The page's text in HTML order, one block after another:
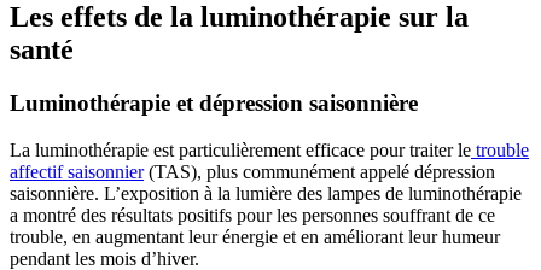
Les effets de la luminothérapie sur la
santé
Luminothérapie et dépression saisonnière
La luminothérapie est particulièrement efficace pour traiter le trouble
affectif saisonnier(TAS), plus communément appelé dépression
saisonnière. L’exposition à la lumière des lampes de luminothérapie
a montré des résultats positifs pour les personnes souffrant de ce
trouble, en augmentant leur énergie et en améliorant leur humeur
pendant les mois d’hiver.